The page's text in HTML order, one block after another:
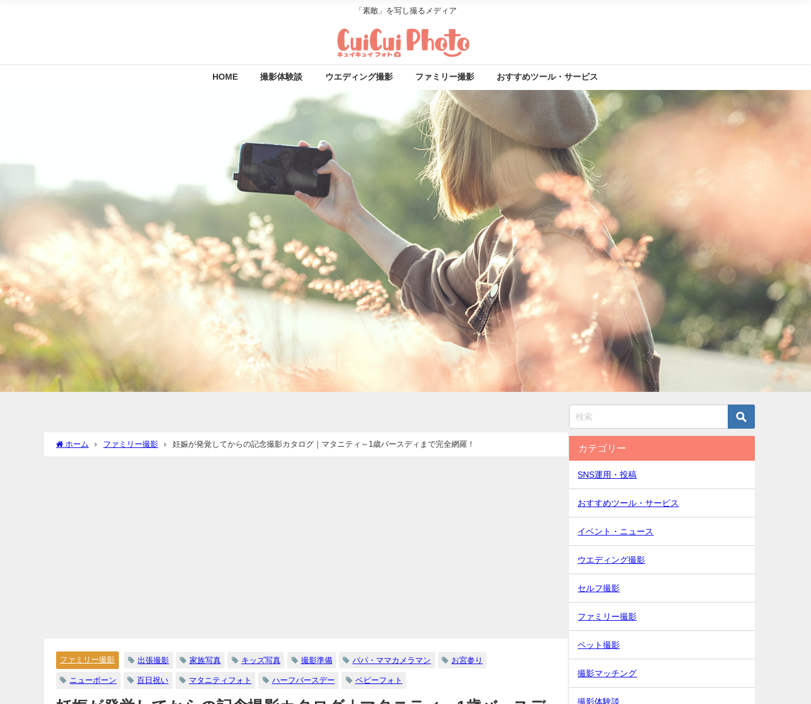
「素敵」を写し撮るメディア
HOME 撮影体験談 ウエディング撮影 ファミリー撮影 おすすめツール・サービス
ホーム ファミリー撮影 妊娠が発覚してからの記念撮影カタログ｜マタニティ～1歳バースディまで完全網羅！
ファミリー撮影 出張撮影 家族写真 キッズ写真 撮影準備 パパ・ママカメラマン お宮参り
ニューボーン 百日祝い マタニティフォト ハーフバースデー ベビーフォト
カテゴリー
SNS運用・投稿
おすすめツール・サービス
イベント・ニュース
ウエディング撮影
セルフ撮影
ファミリー撮影
ペット撮影
撮影マッチング
撮影体験談